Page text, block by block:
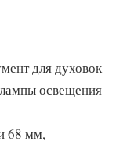
для духовок
освещения
68 мм,